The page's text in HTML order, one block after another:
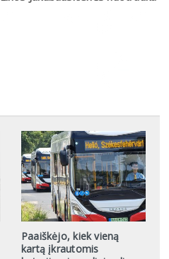
Paaiškėjo, kiek vieną
kartą įkrautomis